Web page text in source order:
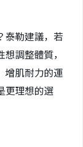
泰勒建議，若
調整體質，
增肌耐力的運
更理想的選